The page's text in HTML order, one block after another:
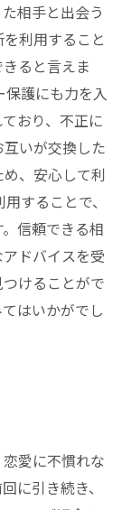
相手と出会う
利用すること
ると言えま
護にも力を入
おり、不正に
いが交換した
、安心して利
することで、
信頼できる相
ドバイスを受
けることがで
はいかがでし
愛に不慣れな
に引き続き、